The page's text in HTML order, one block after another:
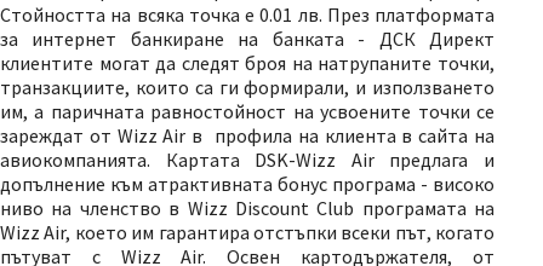
Стойността на всяка точка е 0.01 лв. През платформата
за интернет банкиране на банката - ДСК Директ
клиентите могат да следят броя на натрупаните точки,
транзакциите, които са ги формирали, и използването
им, а паричната равностойност на усвоените точки се
зареждат от Wizz Air в профила на клиента в сайта на
авиокомпанията. Картата DSK-Wizz Air предлага и
допълнение към атрактивната бонус програма - високо
ниво на членство в Wizz Discount Club програмата на
Wizz Air, което им гарантира отстъпки всеки път, когато
пътуват с Wizz Air. Освен картодържателя, от